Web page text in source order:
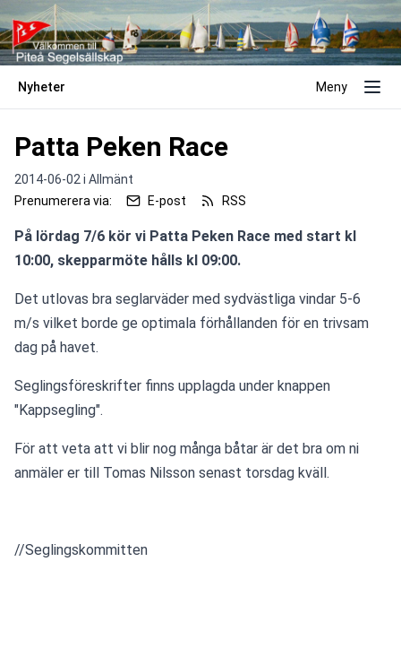
Nyheter Meny
Patta Peken Race
2014-06-02 i Allmänt
Prenumerera via:
E-post RSS
På lördag 7/6 kör vi Patta Peken Race med start kl
10:00, skepparmöte hålls kl 09:00.
Det utlovas bra seglarväder med sydvästliga vindar 5-6
m/s vilket borde ge optimala förhållanden för en trivsam
dag på havet.
Seglingsföreskrifter finns upplagda under knappen
"Kappsegling".
För att veta att vi blir nog många båtar är det bra om ni
anmäler er till Tomas Nilsson senast torsdag kväll.
//Seglingskommitten